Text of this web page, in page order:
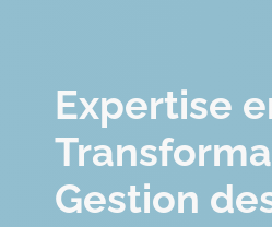
Expertise
Gestion